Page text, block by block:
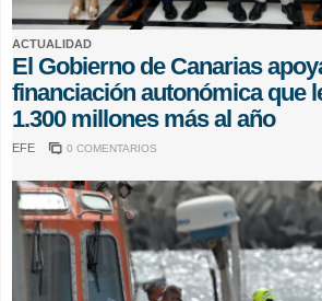
ACTUALIDAD
El Gobierno de Canarias
financiación autonómica que
1.300 millones más al año
EFE 0 COMENTARIOS